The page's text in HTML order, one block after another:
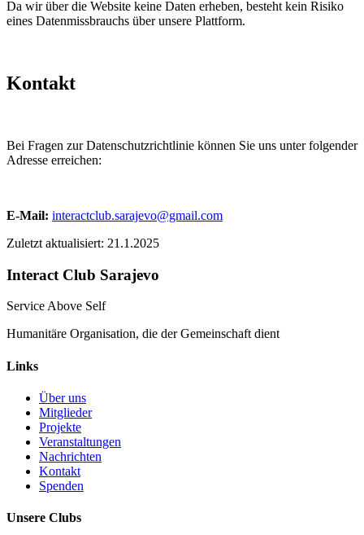
Da wir über die Website keine Daten erheben, besteht kein Risiko
eines Datenmissbrauchs über unsere Plattform.
Kontakt
Bei Fragen zur Datenschutzrichtlinie können Sie uns unter folgender
Adresse erreichen:
E-Mail: interactclub.sarajevo@gmail.com
Zuletzt aktualisiert: 21.1.2025
Interact Club Sarajevo
Service Above Self
Humanitäre Organisation, die der Gemeinschaft dient
Links
Über uns
Mitglieder
Projekte
Veranstaltungen
Nachrichten
Kontakt
Spenden
Unsere Clubs